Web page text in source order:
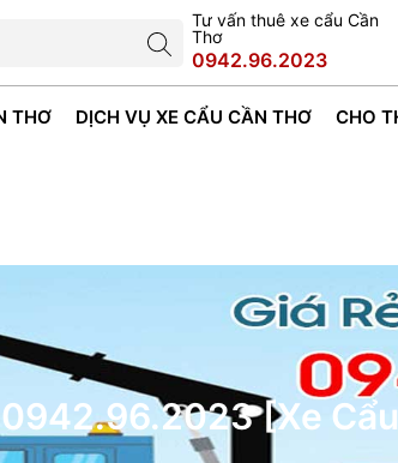
Tư vấn thuê xe cẩu Cần
Thơ
0942.96.2023
THƠ DỊCH VỤ XE CẨU CẦN THƠ CHO
[Xe